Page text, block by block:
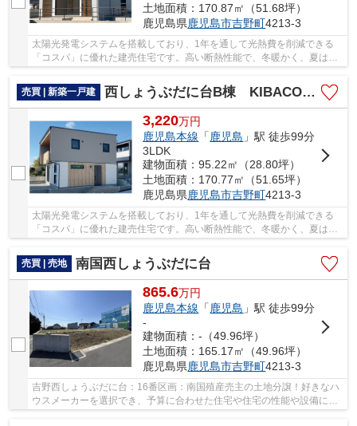
土地面積：170.87㎡（51.68坪）
鹿児島県鹿児島市吉野町4213-3
太陽光発電システムを搭載しており、1年を通して光熱費を削減できる
「コスパ」に優れた建売住宅です。高い断熱性能で、冬暖かく、夏は涼
売買 | 新築一戸建
西しょうぶだに台B棟 KIBACO 01
3,220万円
鹿児島本線 「 鹿児島 」駅 徒歩99分
3LDK
建物面積：95.22㎡（28.80坪）
土地面積：170.77㎡（51.65坪）
鹿児島県鹿児島市吉野町4213-3
太陽光発電システムを搭載しており、1年を通して光熱費を削減できる
「コスパ」に優れた建売住宅です。高い断熱性能で、冬暖かく、夏は涼
しく、注文住宅と同じような快適な暮らしをお約...
売買 | 売地
南国西しょうぶだに台
865.6万円
鹿児島本線 「 鹿児島 」駅 徒歩99分
-
建物面積：-（49.96坪）
土地面積：165.17㎡（49.96坪）
鹿児島県鹿児島市吉野町4213-3
吉野西しょうぶだに台：16番区画：南国殖産売主の土地分譲！好きなハ
ウスメーカーを選択でき、予算に合わせた住宅や住宅の性能や設備にこ
だわれるデザイン、間取りを自由に設計できる...